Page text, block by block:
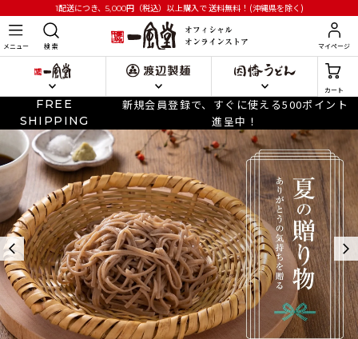
1配送につき、5,000円 （税込）以上購入で送料無料！(沖縄県を除く)
メニュー 検 索 マイページ
カート
FREE
SHIPPING
新規会員登録で、すぐに使える500ポイント
進呈中！